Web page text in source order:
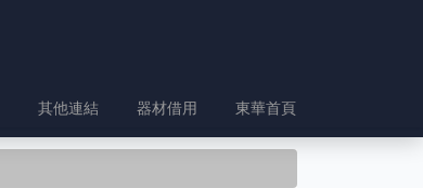
其他連結 器材借用 東華首頁